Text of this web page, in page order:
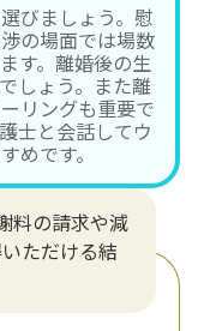
びましょう。慰
の場面では場数
す。離婚後の生
しょう。また離
リングも重要で
士と会話してウ
めです。
料の請求や減
ただける結